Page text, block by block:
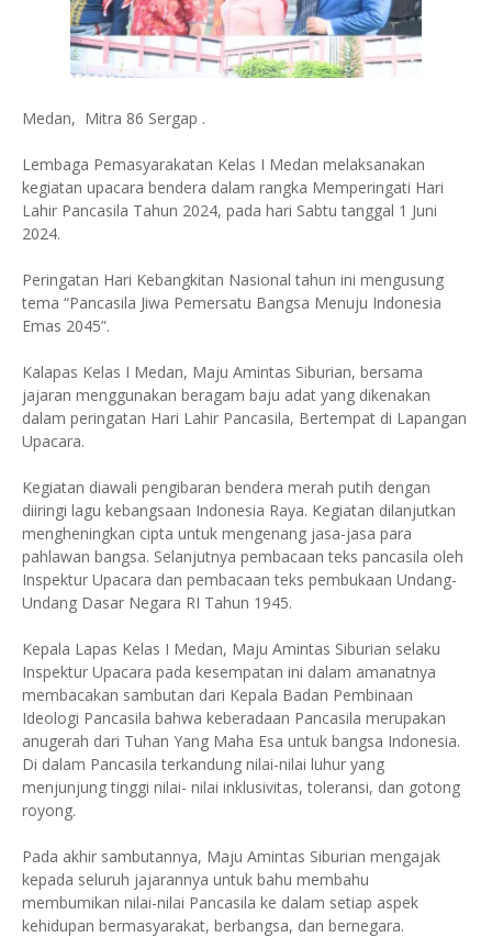
Medan, Mitra 86 Sergap .
Lembaga Pemasyarakatan Kelas I Medan melaksanakan
kegiatan upacara bendera dalam rangka Memperingati Hari
Lahir Pancasila Tahun 2024, pada hari Sabtu tanggal 1 Juni
2024.
Peringatan Hari Kebangkitan Nasional tahun ini mengusung
tema “Pancasila Jiwa Pemersatu Bangsa Menuju Indonesia
Emas 2045”.
Kalapas Kelas I Medan, Maju Amintas Siburian, bersama
jajaran menggunakan beragam baju adat yang dikenakan
dalam peringatan Hari Lahir Pancasila, Bertempat di Lapangan
Upacara.
Kegiatan diawali pengibaran bendera merah putih dengan
diiringi lagu kebangsaan Indonesia Raya. Kegiatan dilanjutkan
mengheningkan cipta untuk mengenang jasa-jasa para
pahlawan bangsa. Selanjutnya pembacaan teks pancasila oleh
Inspektur Upacara dan pembacaan teks pembukaan Undang-
Undang Dasar Negara RI Tahun 1945.
Kepala Lapas Kelas I Medan, Maju Amintas Siburian selaku
Inspektur Upacara pada kesempatan ini dalam amanatnya
membacakan sambutan dari Kepala Badan Pembinaan
Ideologi Pancasila bahwa keberadaan Pancasila merupakan
anugerah dari Tuhan Yang Maha Esa untuk bangsa Indonesia.
Di dalam Pancasila terkandung nilai-nilai luhur yang
menjunjung tinggi nilai- nilai inklusivitas, toleransi, dan gotong
royong.
Pada akhir sambutannya, Maju Amintas Siburian mengajak
kepada seluruh jajarannya untuk bahu membahu
membumikan nilai-nilai Pancasila ke dalam setiap aspek
kehidupan bermasyarakat, berbangsa, dan bernegara.